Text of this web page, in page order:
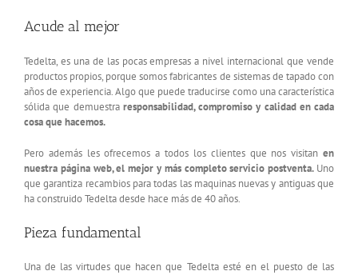
Acude al mejor
Tedelta, es una de las pocas empresas a nivel internacional que vende
productos propios, porque somos fabricantes de sistemas de tapado con
años de experiencia. Algo que puede traducirse como una característica
sólida que demuestra responsabilidad, compromiso y calidad en cada
cosa que hacemos.
Pero además les ofrecemos a todos los clientes que nos visitan en
nuestra página web, el mejor y más completo servicio postventa. Uno
que garantiza recambios para todas las maquinas nuevas y antiguas que
ha construido Tedelta desde hace más de 40 años.
Pieza fundamental
Una de las virtudes que hacen que Tedelta esté en el puesto de las